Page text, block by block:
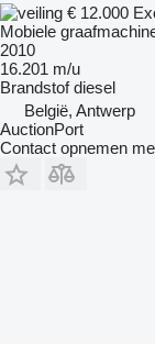
€ 12.000
Mobiele
2010
16.201 m/u
Brandstof diesel
België, Antwerp
AuctionPort
Contact opnemen